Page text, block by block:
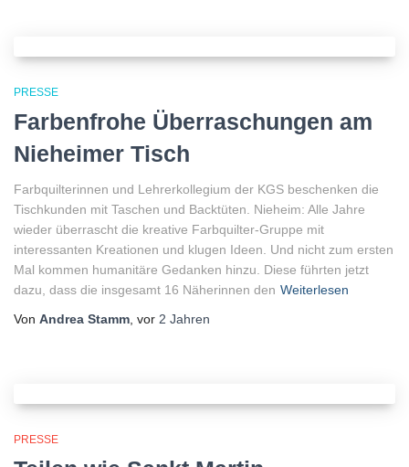
PRESSE
Farbenfrohe Überraschungen am
Nieheimer Tisch
Farbquilterinnen und Lehrerkollegium der KGS beschenken die
Tischkunden mit Taschen und Backtüten. Nieheim: Alle Jahre
wieder überrascht die kreative Farbquilter-Gruppe mit
interessanten Kreationen und klugen Ideen. Und nicht zum ersten
Mal kommen humanitäre Gedanken hinzu. Diese führten jetzt
dazu, dass die insgesamt 16 Näherinnen den Weiterlesen
Von Andrea Stamm , vor 2 Jahren
PRESSE